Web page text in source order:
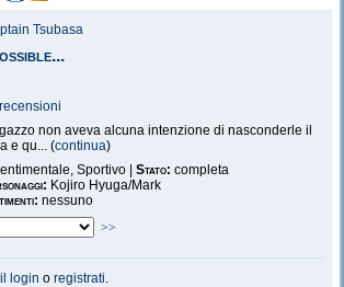
Tsubasa
non aveva alcuna intenzione di nasconderle il
e qu... (continua)
Sportivo | Stato: completa
Kojiro Hyuga/Mark
nessuno
>>
login o registrati.